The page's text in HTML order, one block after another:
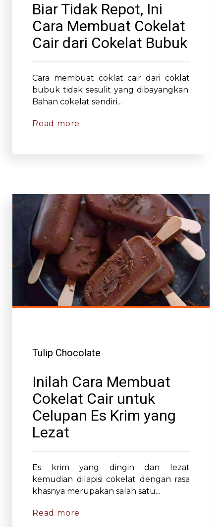
Biar Tidak Repot, Ini
Cara Membuat Cokelat
Cair dari Cokelat Bubuk
Cara membuat coklat cair dari coklat
bubuk tidak sesulit yang dibayangkan.
Bahan cokelat sendiri...
Read more
Tulip Chocolate
Inilah Cara Membuat
Cokelat Cair untuk
Celupan Es Krim yang
Lezat
Es krim yang dingin dan lezat
kemudian dilapisi cokelat dengan rasa
khasnya merupakan salah satu...
Read more